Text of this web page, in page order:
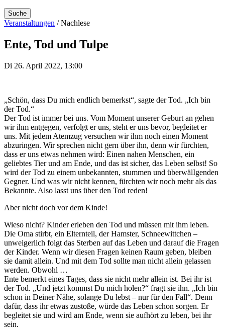
Suche
Veranstaltungen / Nachlese
Ente, Tod und Tulpe
Di 26. April 2022, 13:00
„Schön, dass Du mich endlich bemerkst“, sagte der Tod. „Ich bin
der Tod.“
Der Tod ist immer bei uns. Vom Moment unserer Geburt an gehen
wir ihm entgegen, verfolgt er uns, steht er uns bevor, begleitet er
uns. Mit jedem Atemzug versuchen wir ihm noch einen Moment
abzuringen. Wir sprechen nicht gern über ihn, denn wir fürchten,
dass er uns etwas nehmen wird: Einen nahen Menschen, ein
geliebtes Tier und am Ende, und das ist sicher, das Leben selbst! So
wird der Tod zu einem unbekannten, stummen und überwälIgenden
Gegner. Und was wir nicht kennen, fürchten wir noch mehr als das
Bekannte. Also lasst uns über den Tod reden!
Aber nicht doch vor dem Kinde!
Wieso nicht? Kinder erleben den Tod und müssen mit ihm leben.
Die Oma stirbt, ein Elternteil, der Hamster, Schneewittchen –
unweigerlich folgt das Sterben auf das Leben und darauf die Fragen
der Kinder. Wenn wir diesen Fragen keinen Raum geben, bleiben
sie damit allein. Und mit dem Tod sollte man nicht allein gelassen
werden. Obwohl …
Ente bemerkt eines Tages, dass sie nicht mehr allein ist. Bei ihr ist
der Tod. „Und jetzt kommst Du mich holen?“ fragt sie ihn. „Ich bin
schon in Deiner Nähe, solange Du lebst – nur für den Fall“. Denn
dafür, dass ihr etwas zustoße, würde das Leben schon sorgen. Er
begleitet sie und wird am Ende, wenn sie aufhört zu leben, bei ihr
sein.